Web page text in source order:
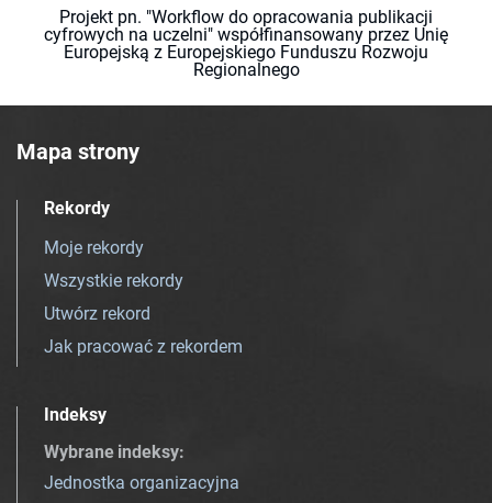
Projekt pn. "Workflow do opracowania publikacji
cyfrowych na uczelni" współfinansowany przez Unię
Europejską z Europejskiego Funduszu Rozwoju
Regionalnego
Mapa strony
Rekordy
Moje rekordy
Wszystkie rekordy
Utwórz rekord
Jak pracować z rekordem
Indeksy
Wybrane indeksy:
Jednostka organizacyjna